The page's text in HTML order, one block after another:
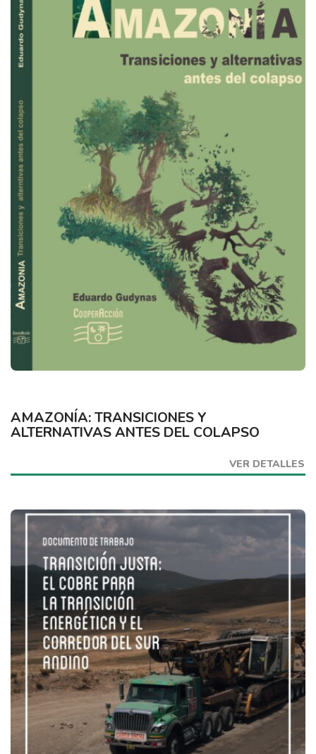
AMAZONÍA: TRANSICIONES Y
ALTERNATIVAS ANTES DEL COLAPSO
VER DETALLES